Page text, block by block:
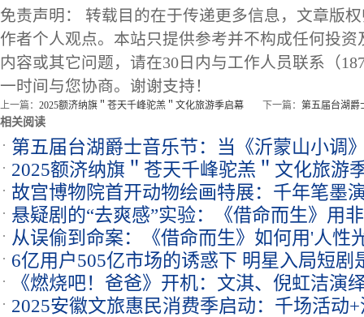
免责声明： 转载目的在于传递更多信息，文章版
作者个人观点。本站只提供参考并不构成任何投
内容或其它问题，请在30日内与工作人员联系（
一时间与您协商。谢谢支持！
上一篇： 2025额济纳旗＂苍天千峰驼羔＂文化旅游季启幕 下一篇： 第五届台湖爵
相关阅读
第五届台湖爵士音乐节：当《沂蒙山小调
2025额济纳旗＂苍天千峰驼羔＂文化旅游
故宫博物院首开动物绘画特展：千年笔墨
悬疑剧的“去爽感”实验：《借命而生》用
从误偷到命案：《借命而生》如何用'人性
伦理
6亿用户505亿市场的诱惑下 明星入局短剧
口碑？
《燃烧吧！爸爸》开机：文淇、倪虹洁演
2025安徽文旅惠民消费季启动：千场活动